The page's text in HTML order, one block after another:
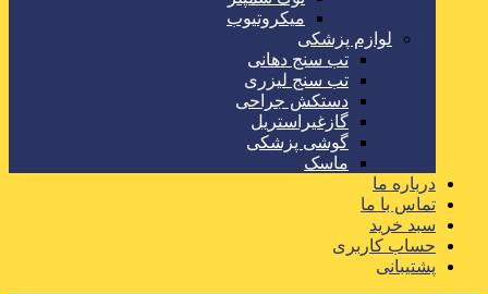
میکروتیوب
لوازم پزشکی
تب سنج دهانی
تب سنج لیزری
دستکش جراحی
گازغیراستریل
گوشی پزشکی
ماسک
درباره ما
تماس با ما
سبد خرید
حساب کاربری
پشتیبانی